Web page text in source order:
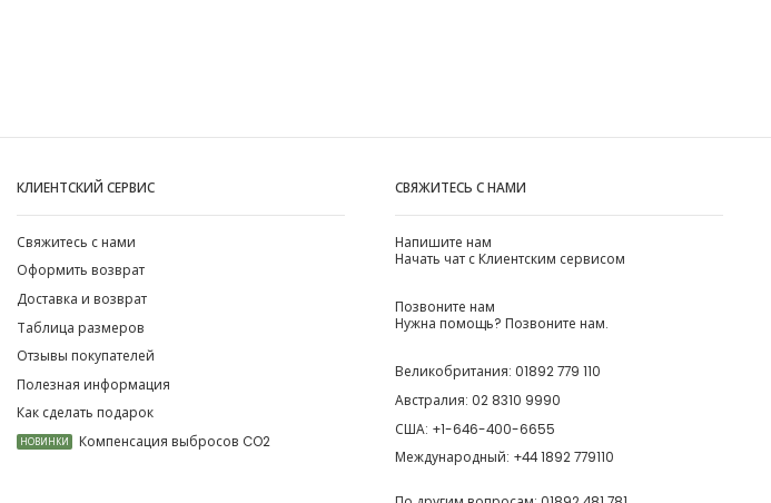
КЛИЕНТСКИЙ СЕРВИС
Свяжитесь с нами
Оформить возврат
Доставка и возврат
Таблица размеров
Отзывы покупателей
Полезная информация
Как сделать подарок
НОВИНКИ Компенсация выбросов CO2
СВЯЖИТЕСЬ С НАМИ
Напишите нам
Начать чат с Клиентским сервисом
Позвоните нам
Нужна помощь? Позвоните нам.
Великобритания: 01892 779 110
Австралия: 02 8310 9990
США: +1-646-400-6655
Международный: +44 1892 779110